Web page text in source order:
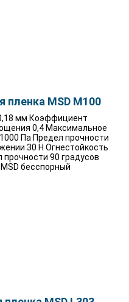
пленка MSD M100
мм Коэффициент
0,4 Максимальное
Па Предел прочности
30 Н Огнестойкость
90 градусов
бесспорный